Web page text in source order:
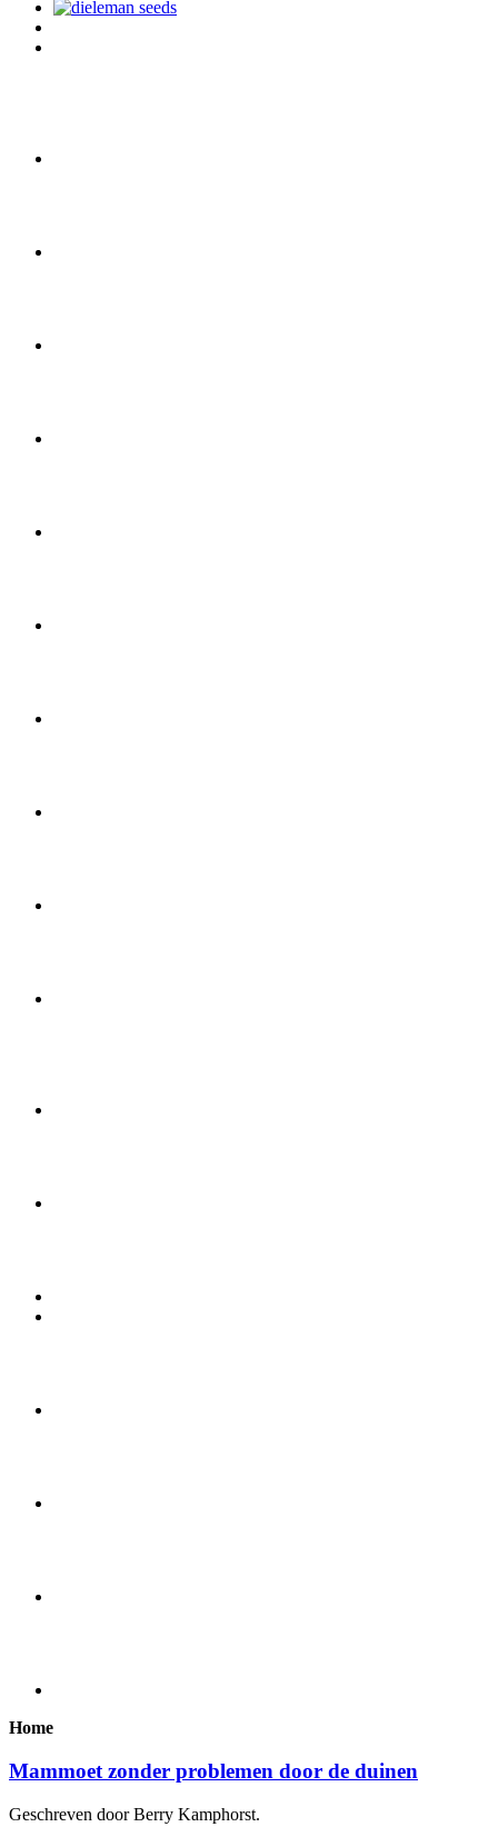
Home
Mammoet zonder problemen door de duinen
Geschreven door Berry Kamphorst.